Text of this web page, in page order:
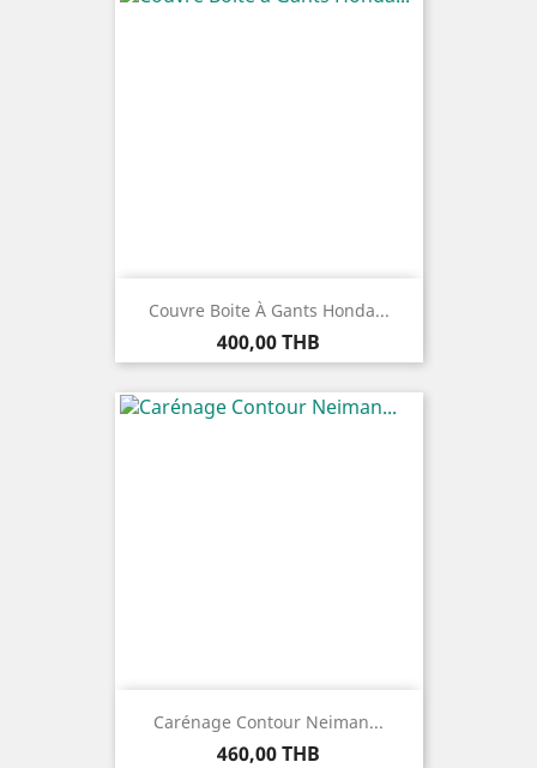
Couvre Boite À Gants Honda...
Prix
400,00 THB
Carénage Contour Neiman...
Prix
460,00 THB